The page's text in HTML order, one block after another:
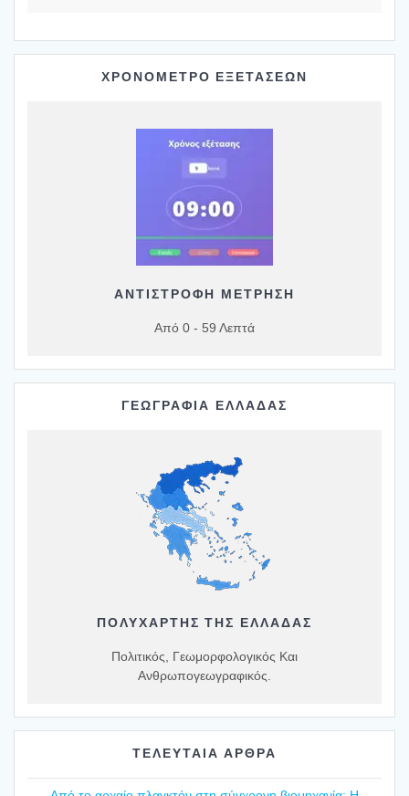
ΧΡΟΝΟΜΕΤΡΟ ΕΞΕΤΑΣΕΩΝ
ΑΝΤΙΣΤΡΟΦΗ ΜΕΤΡΗΣΗ
Από 0 - 59 Λεπτά
ΓΕΩΓΡΑΦΙΑ ΕΛΛΑΔΑΣ
ΠΟΛΥΧΆΡΤΗΣ ΤΗΣ ΕΛΛΆΔΑΣ
Πολιτικός, Γεωμορφολογικός Και
Ανθρωπογεωγραφικός.
ΤΕΛΕΥΤΑΙΑ ΑΡΘΡΑ